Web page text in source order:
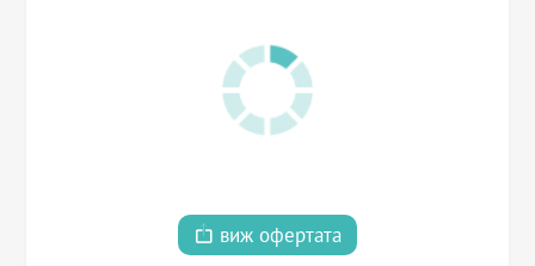
виж офертата